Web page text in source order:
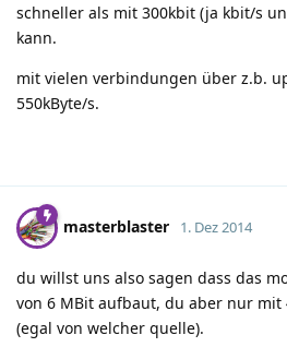
schneller als mit 300kbit (ja kbit/s
kann.
mit vielen verbindungen über z.b.
550kByte/s.
masterblaster 1. Dez 2014
du willst uns also sagen dass das
von 6 MBit aufbaut, du aber nur mit
(egal von welcher quelle).